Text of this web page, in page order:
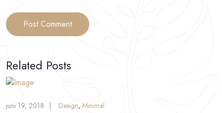
Related Posts
juni 19, 2018 Design, Minimal